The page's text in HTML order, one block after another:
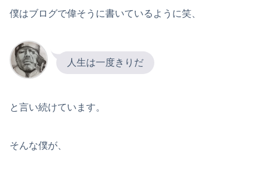
僕はブログで偉そうに書いているように笑、
人生は一度きりだ
と言い続けています。
そんな僕が、